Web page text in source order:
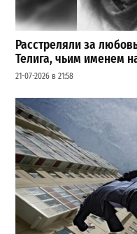
Расстреляли за
Телига, чьим именем
21-07-2026 в 21:58